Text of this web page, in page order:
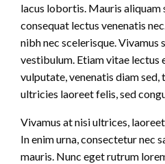
lacus lobortis. Mauris aliquam
consequat lectus venenatis
nibh nec scelerisque. Vivamus
vestibulum. Etiam vitae lectus
vulputate, venenatis diam
ultricies laoreet felis, sed
Vivamus at nisi ultrices,
In enim urna, consectetur nec
mauris. Nunc eget rutrum